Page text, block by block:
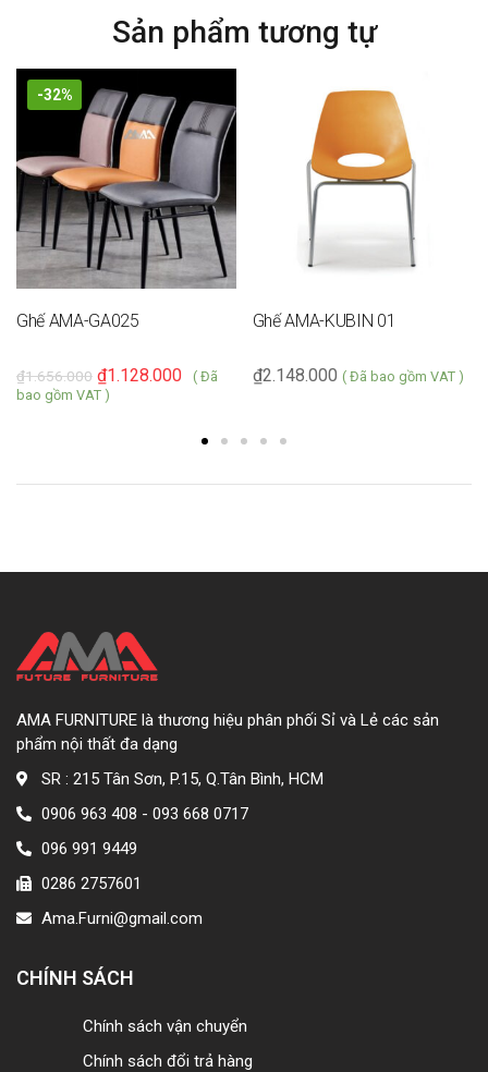
Sản phẩm tương tự
-32%
Ghế AMA-GA025
1.656.000
₫ 1.128.000
₫
( Đã
bao gồm VAT )
Ghế AMA-KUBIN 01
2.148.000
₫ ( Đã bao gồm VAT )
AMA FURNITURE là thương hiệu phân phối Sỉ và Lẻ các sản
phẩm nội thất đa dạng
SR : 215 Tân Sơn, P.15, Q.Tân Bình, HCM
0906 963 408 - 093 668 0717
096 991 9449
0286 2757601
Ama.Furni@gmail.com
CHÍNH SÁCH
Chính sách vận chuyển
Chính sách đổi trả hàng